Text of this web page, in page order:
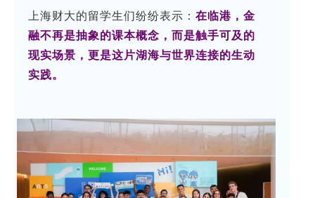
上海财大的留学生们纷纷表示： 在临港，金
融不再是抽象的课本概念，而是触手可及的
现实场景，更是这片湖海与世界连接的生动
实践。